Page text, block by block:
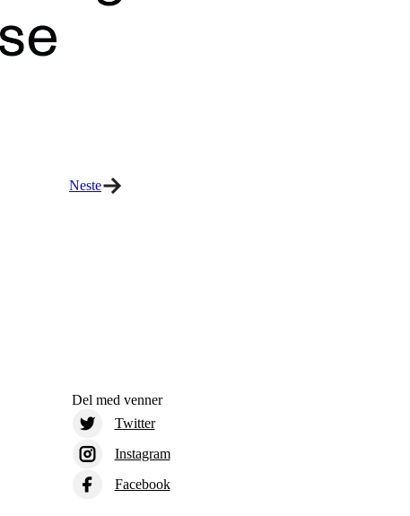
Neste
Del med venner
Twitter
Instagram
Facebook